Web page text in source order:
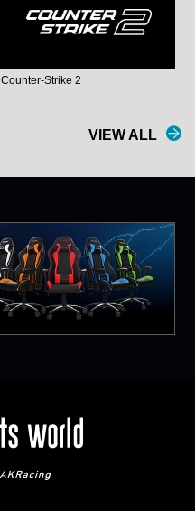
Counter-Strike 2
VIEW ALL